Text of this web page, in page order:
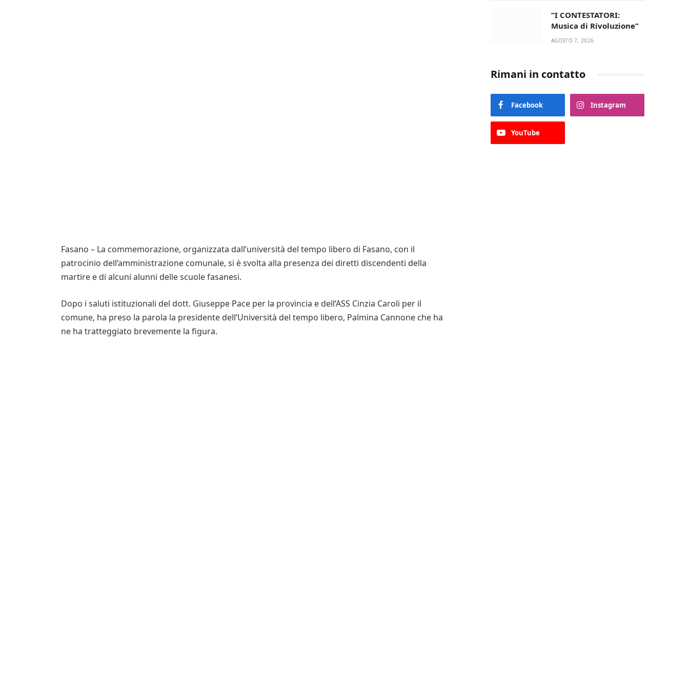
Fasano – La commemorazione, organizzata dall’università del tempo libero di Fasano, con il
patrocinio dell’amministrazione comunale, si è svolta alla presenza dei diretti discendenti della
martire e di alcuni alunni delle scuole fasanesi.
Dopo i saluti istituzionali del dott. Giuseppe Pace per la provincia e dell’ASS Cinzia Caroli per il
comune, ha preso la parola la presidente dell’Università del tempo libero, Palmina Cannone che ha
ne ha tratteggiato brevemente la figura.
“I CONTESTATORI:
Musica di Rivoluzione”
AGOSTO 7, 2026
Rimani in contatto
Facebook Instagram
YouTube